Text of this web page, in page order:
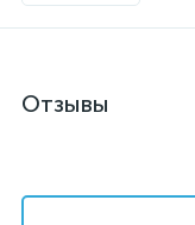
Отзывы